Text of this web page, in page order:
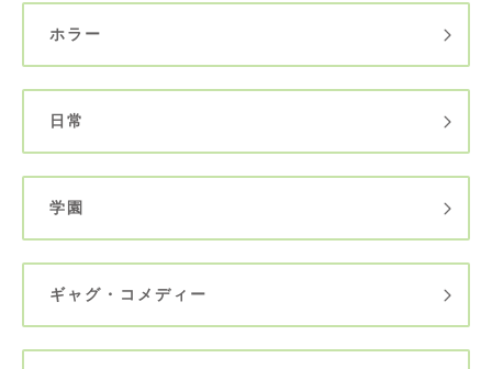
ホラー
日常
学園
ギャグ・コメディー